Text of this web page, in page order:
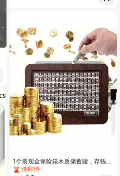
1个装现金保险箱木质储蓄罐，存钱
罐，现金储蓄挑战罐，木质钱箱，现
僅剩1件